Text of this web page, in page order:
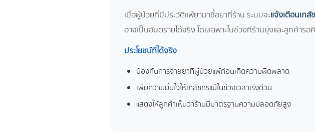
เมื่อผู้ป่วยที่มีประวัติแพ้ยามาซื้อยาที่ร้าน ระบบจะแจ้งเตือนเภ
อาจเป็นอันตรายได้จริง โดยเฉพาะในช่วงที่ร้านยุ่งและลูกค้ารอ
ประโยชน์ที่ได้จริง
ป้องกันการจ่ายยาที่ผู้ป่วยแพ้ก่อนเกิดความผิดพลาด
เพิ่มความมั่นใจให้เภสัชกรแม้ในช่วงเวลาเร่งด่วน
แสดงให้ลูกค้าเห็นว่าร้านมีมาตรฐานความปลอดภัยสูง